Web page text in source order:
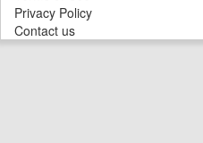
Privacy Policy
Contact us